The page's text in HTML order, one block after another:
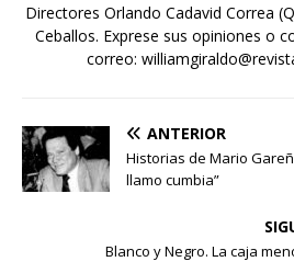
Directores Orlando Cadavid Correa
Ceballos. Exprese sus opiniones o
correo:
ANTERIOR
Historias de Mario
llamo cumbia”
Blanco y Negro. La caja